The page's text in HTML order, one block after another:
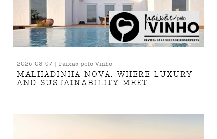
2026-08-07 | Paixão pelo Vinho
MALHADINHA NOVA: WHERE LUXURY
AND SUSTAINABILITY MEET